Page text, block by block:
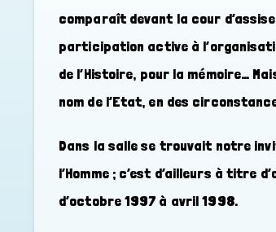
comparaît devant la cour
participation active à
de l’Histoire, pour la mémoire…
nom de l’Etat, en des
Dans la salle se trouvait notre
l’Homme ; c’est d’ailleurs à titre
d’octobre 1997 à avril 1998.